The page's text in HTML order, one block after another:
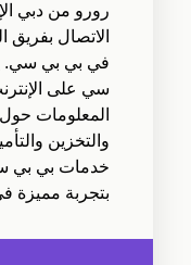
رورو من دبي
الاتصال
في بي بي سي.
سي على
المعلومات
والتخزين
خدمات بي بي
بتجربة مميزة